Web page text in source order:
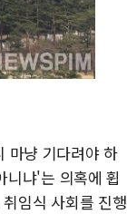
마냥 기다려야 하
니냐'는 의혹에 휩
임식 사회를 진행